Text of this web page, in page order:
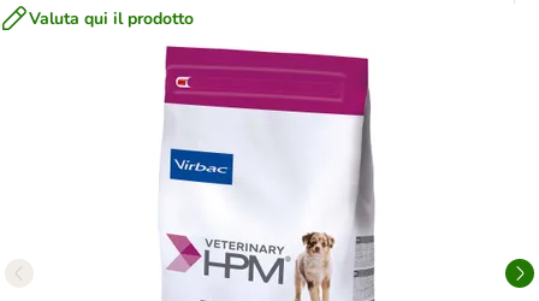
Valuta qui il prodotto